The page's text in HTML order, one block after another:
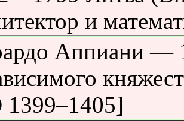
и
Аппиани —